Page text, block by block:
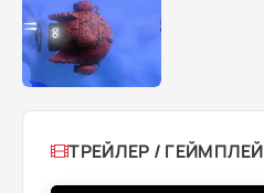
ТРЕЙЛЕР / ГЕЙМПЛЕЙ